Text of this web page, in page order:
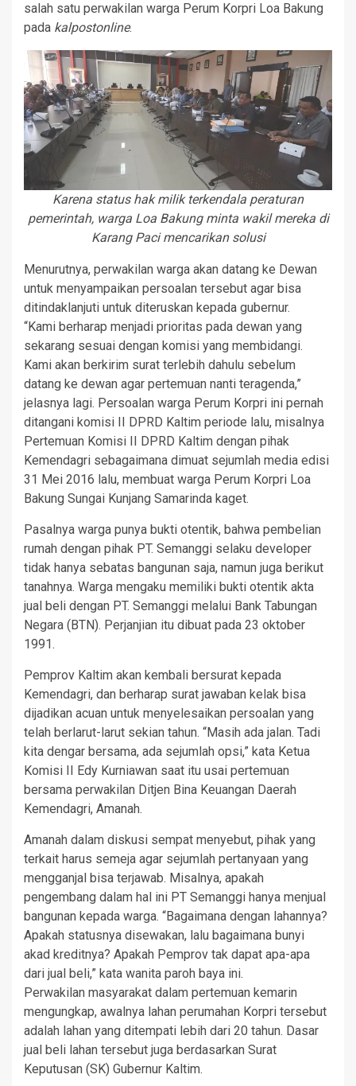
salah satu perwakilan warga Perum Korpri Loa Bakung
pada kalpostonline.
Karena status hak milik terkendala peraturan
pemerintah, warga Loa Bakung minta wakil mereka di
Karang Paci mencarikan solusi
Menurutnya, perwakilan warga akan datang ke Dewan
untuk menyampaikan persoalan tersebut agar bisa
ditindaklanjuti untuk diteruskan kepada gubernur.
“Kami berharap menjadi prioritas pada dewan yang
sekarang sesuai dengan komisi yang membidangi.
Kami akan berkirim surat terlebih dahulu sebelum
datang ke dewan agar pertemuan nanti teragenda,”
jelasnya lagi. Persoalan warga Perum Korpri ini pernah
ditangani komisi II DPRD Kaltim periode lalu, misalnya
Pertemuan Komisi II DPRD Kaltim dengan pihak
Kemendagri sebagaimana dimuat sejumlah media edisi
31 Mei 2016 lalu, membuat warga Perum Korpri Loa
Bakung Sungai Kunjang Samarinda kaget.
Pasalnya warga punya bukti otentik, bahwa pembelian
rumah dengan pihak PT. Semanggi selaku developer
tidak hanya sebatas bangunan saja, namun juga berikut
tanahnya. Warga mengaku memiliki bukti otentik akta
jual beli dengan PT. Semanggi melalui Bank Tabungan
Negara (BTN). Perjanjian itu dibuat pada 23 oktober
1991.
Pemprov Kaltim akan kembali bersurat kepada
Kemendagri, dan berharap surat jawaban kelak bisa
dijadikan acuan untuk menyelesaikan persoalan yang
telah berlarut-larut sekian tahun. “Masih ada jalan. Tadi
kita dengar bersama, ada sejumlah opsi,” kata Ketua
Komisi II Edy Kurniawan saat itu usai pertemuan
bersama perwakilan Ditjen Bina Keuangan Daerah
Kemendagri, Amanah.
Amanah dalam diskusi sempat menyebut, pihak yang
terkait harus semeja agar sejumlah pertanyaan yang
mengganjal bisa terjawab. Misalnya, apakah
pengembang dalam hal ini PT Semanggi hanya menjual
bangunan kepada warga. “Bagaimana dengan lahannya?
Apakah statusnya disewakan, lalu bagaimana bunyi
akad kreditnya? Apakah Pemprov tak dapat apa-apa
dari jual beli,” kata wanita paroh baya ini.
Perwakilan masyarakat dalam pertemuan kemarin
mengungkap, awalnya lahan perumahan Korpri tersebut
adalah lahan yang ditempati lebih dari 20 tahun. Dasar
jual beli lahan tersebut juga berdasarkan Surat
Keputusan (SK) Gubernur Kaltim.